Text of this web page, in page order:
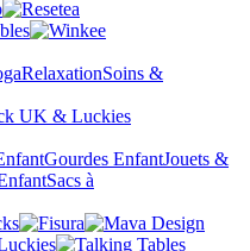
RelaxationSoins &
Gourdes EnfantJouets &
Sacs à